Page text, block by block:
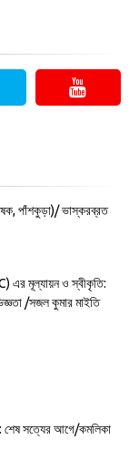
পাঁশকুড়া)/ ভাস্করব্রত
এর মূল্যায়ন ও স্বীকৃতি:
/সজল কুমার মাইতি
শেষ সত্যের আগে/কমলিকা